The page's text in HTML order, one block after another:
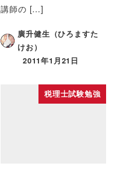
講師の […]
廣升健生（ひろますた
けお）
2011年1月21日
税理士試験勉強